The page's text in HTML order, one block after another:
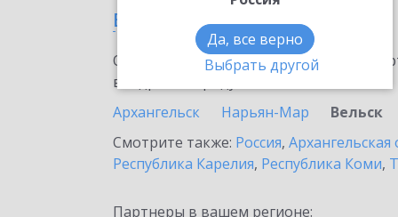
Да, все верно
Выбрать другой
в Вельске
Ознакомьтесь с информационными
внедрение продукта.
Архангельск
Нарьян-Мар Вельск
Смотрите также: Россия, Архангельская
Республика Карелия, Республика Коми,
Партнеры в вашем регионе: